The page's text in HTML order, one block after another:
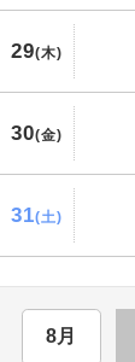
29(木)
30(金)
31(土)
8月